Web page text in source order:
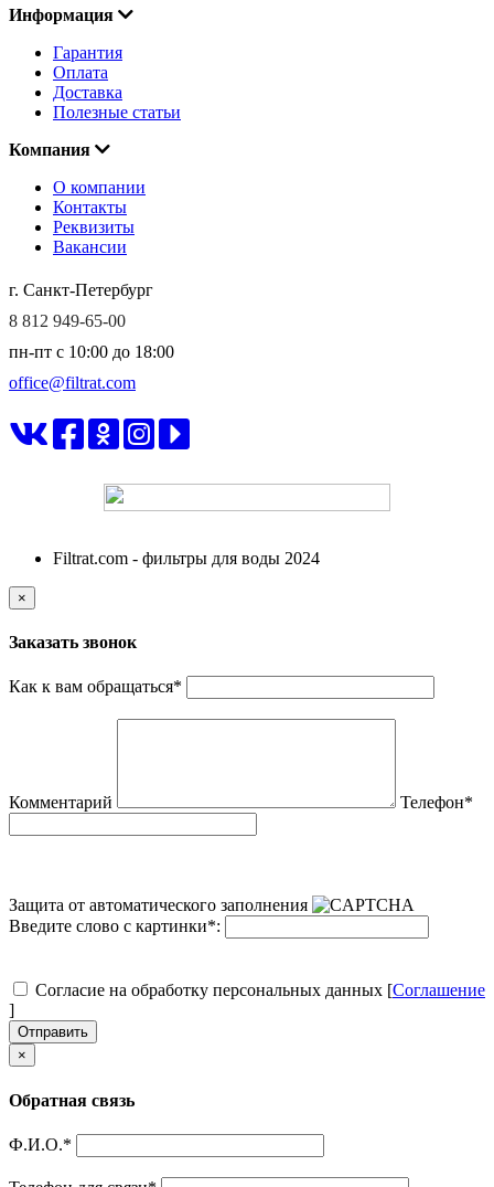
Информация
Гарантия
Оплата
Доставка
Полезные статьи
Компания
О компании
Контакты
Реквизиты
Вакансии
г. Санкт-Петербург
8 812 949-65-00
пн-пт c 10:00 до 18:00
office@filtrat.com
Filtrat.com - фильтры для воды 2024
×
Заказать звонок
Как к вам обращаться*
Комментарий Телефон*
Защита от автоматического заполнения
Введите слово с картинки*:
Согласие на обработку персональных данных [Соглашение
]
Отправить
×
Обратная связь
Ф.И.О.*